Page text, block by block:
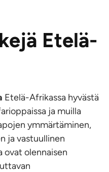
Etelä-
Etelä-Afrikassa hyvästä
ja muilla
ymmärtäminen,
ja vastuullinen
ovat olennaisen